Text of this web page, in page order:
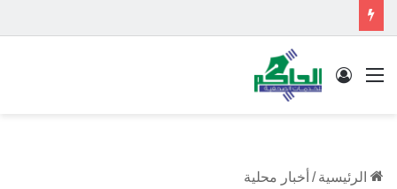
القائمة تسجيل الدخول
الرئيسية / أخبار محلية